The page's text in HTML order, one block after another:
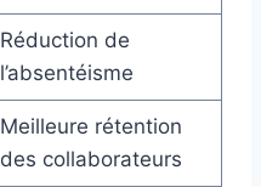
Réduction de
l’absentéisme
Meilleure rétention
des collaborateurs